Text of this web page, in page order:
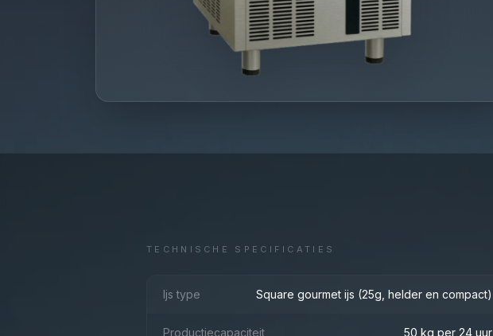
TECHNISCHE SPECIFICATIES
Ijs type Square gourmet ijs (25g, helder en compact)
Productiecapaciteit 50 kg per 24 uur